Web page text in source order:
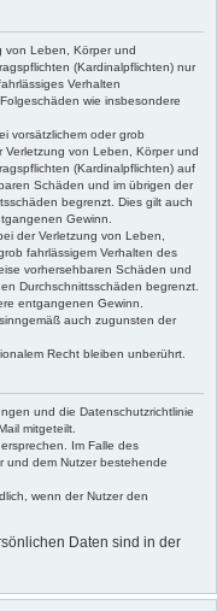
von Leben, Körper und
(Kardinalpflichten) nur
Verhalten
wie insbesondere
vorsätzlichem oder grob
von Leben, Körper und
(Kardinalpflichten) auf
Schäden und im übrigen der
begrenzt. Dies gilt auch
Gewinn.
der Verletzung von Leben,
fahrlässigem Verhalten des
vorhersehbaren Schäden und
Durchschnittsschäden begrenzt.
entgangenen Gewinn.
auch zugunsten der
Recht bleiben unberührt.
und die Datenschutzrichtlinie
mitgeteilt.
Im Falle des
und dem Nutzer bestehende
wenn der Nutzer den
Daten sind in der